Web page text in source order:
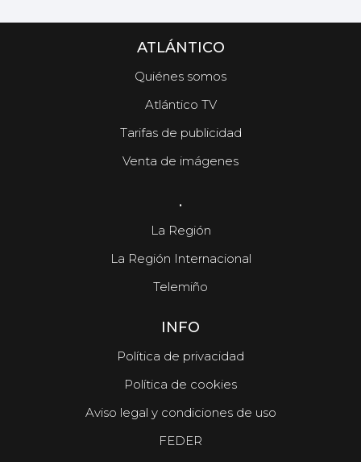
ATLÁNTICO
Quiénes somos
Atlántico TV
Tarifas de publicidad
Venta de imágenes
.
La Región
La Región Internacional
Telemiño
INFO
Política de privacidad
Política de cookies
Aviso legal y condiciones de uso
FEDER